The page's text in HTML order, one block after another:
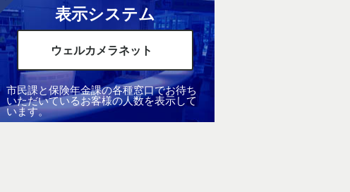
表示システム
ウェルカメラネット
市民課と保険年金課の各種窓口でお待ち
いただいているお客様の人数を表示して
います。